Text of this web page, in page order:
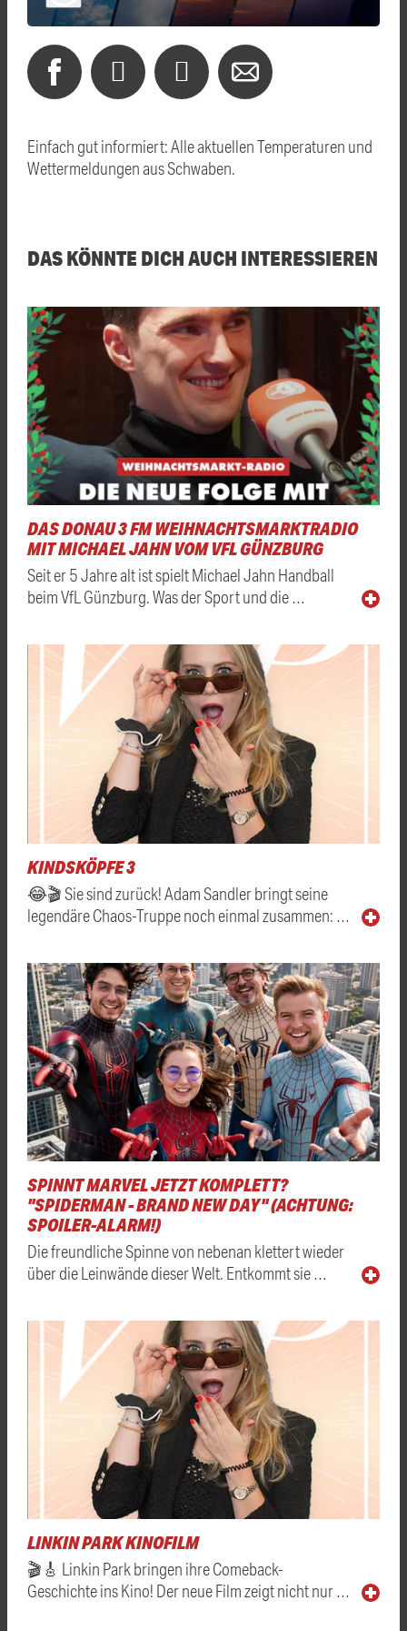
Einfach gut informiert: Alle aktuellen Temperaturen und
Wettermeldungen aus Schwaben.
DAS KÖNNTE DICH AUCH INTERESSIEREN
DAS DONAU 3 FM WEIHNACHTSMARKTRADIO
MIT MICHAEL JAHN VOM VFL GÜNZBURG
Seit er 5 Jahre alt ist spielt Michael Jahn Handball
beim VfL Günzburg. Was der Sport und die …
KINDSKÖPFE 3
😂🎬 Sie sind zurück! Adam Sandler bringt seine
legendäre Chaos-Truppe noch einmal zusammen: …
SPINNT MARVEL JETZT KOMPLETT?
"SPIDERMAN - BRAND NEW DAY" (ACHTUNG:
SPOILER-ALARM!)
Die freundliche Spinne von nebenan klettert wieder
über die Leinwände dieser Welt. Entkommt sie …
LINKIN PARK KINOFILM
🎬🎸 Linkin Park bringen ihre Comeback-
Geschichte ins Kino! Der neue Film zeigt nicht nur …